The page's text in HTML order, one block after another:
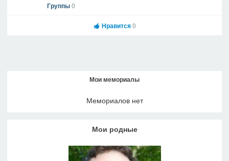
Группы0
Нравится0
Мои мемориалы
Мемориалов нет
Мои родные